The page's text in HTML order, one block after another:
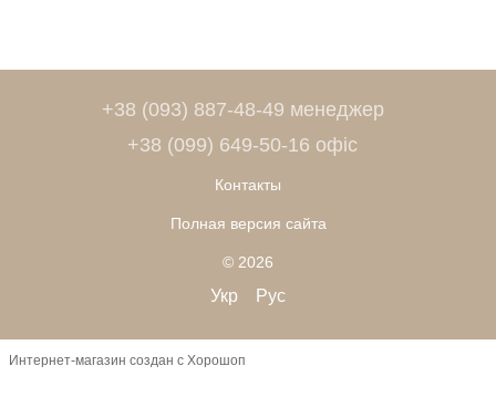
+38 (093) 887-48-49 менеджер
+38 (099) 649-50-16 офіс
Контакты
Полная версия сайта
© 2026
Укр Рус
Интернет-магазин создан с Хорошоп